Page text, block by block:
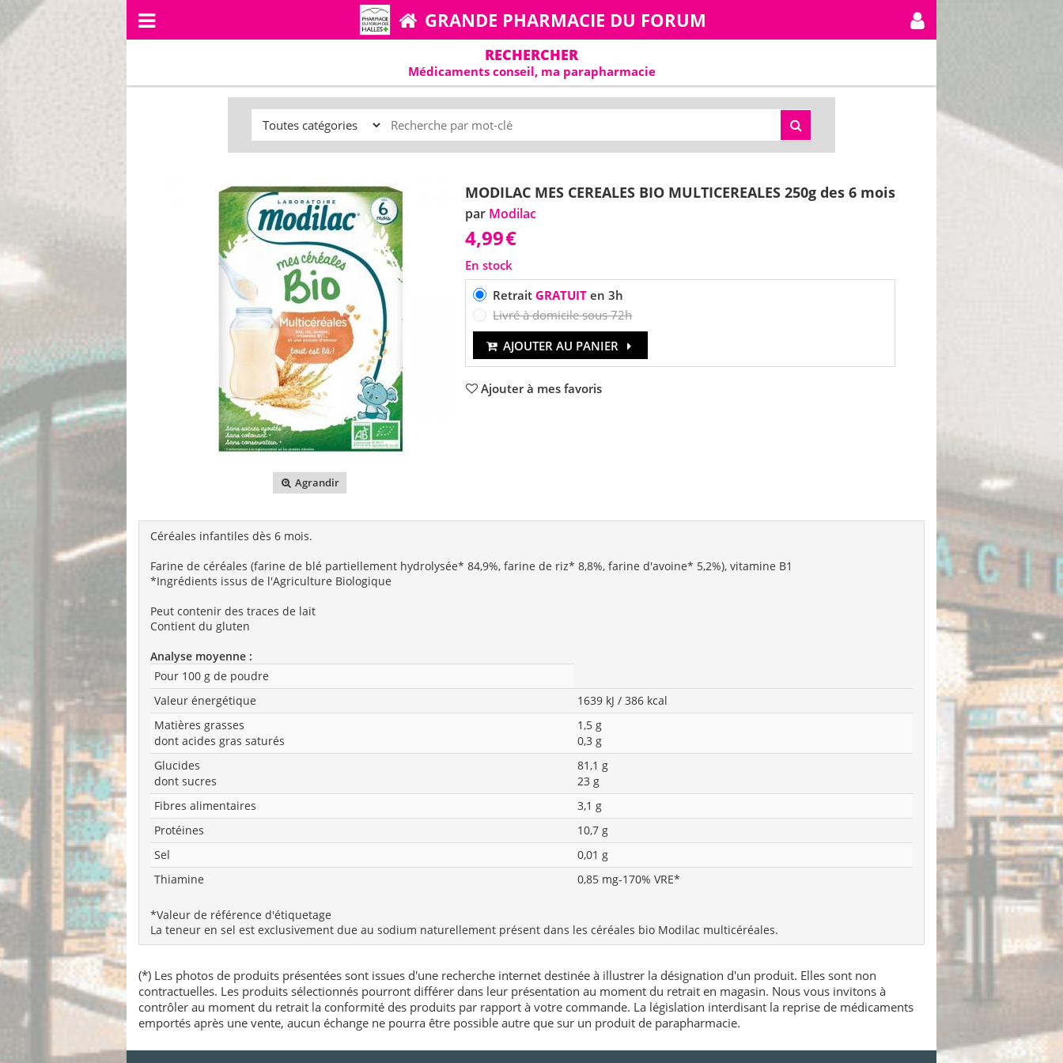
GRANDE PHARMACIE DU FORUM
RECHERCHER
Médicaments conseil, ma parapharmacie
Agrandir
MODILAC MES CEREALES BIO MULTICEREALES 250g des 6 mois
par Modilac
4,99€
En stock
RetraitGRATUIT en 3h
Livré à domicile sous 72h
AJOUTER AU PANIER
Ajouter à mes favoris
Céréales infantiles dès 6 mois.
Farine de céréales (farine de blé partiellement hydrolysée* 84,9%, farine de riz* 8,8%, farine d'avoine* 5,2%), vitamine B1
*Ingrédients issus de l'Agriculture Biologique
Peut contenir des traces de lait
Contient du gluten
Analyse moyenne :
Pour 100 g de poudre
Valeur énergétique
1639 kJ / 386 kcal
Matières grasses
dont acides gras saturés
1,5 g
0,3 g
Glucides
dont sucres
81,1 g
23 g
Fibres alimentaires
3,1 g
Protéines
10,7 g
Sel
0,01 g
Thiamine
0,85 mg-170% VRE*
*Valeur de référence d'étiquetage
La teneur en sel est exclusivement due au sodium naturellement présent dans les céréales bio Modilac multicéréales.
(*) Les photos de produits présentées sont issues d'une recherche internet destinée à illustrer la désignation d'un produit. Elles sont non
contractuelles. Les produits sélectionnés pourront différer dans leur présentation au moment du retrait en magasin. Nous vous invitons à
contrôler au moment du retrait la conformité des produits par rapport à votre commande. La législation interdisant la reprise de médicaments
emportés après une vente, aucun échange ne pourra être possible autre que sur un produit de parapharmacie.